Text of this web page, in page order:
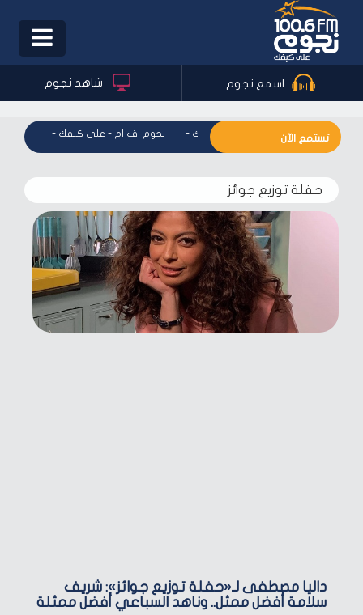
Toggle
اسمع نجوم شاهد نجوم
تستمع الآن - نجوم اف ام - على كيفك -نجوم اف ام - على كيفك نجوم
حفلة توزيع جوائز
داليا مصطفى لـ«حفلة توزيع جوائز»: شريف
سلامة أفضل ممثل.. وناهد السباعي أفضل ممثلة